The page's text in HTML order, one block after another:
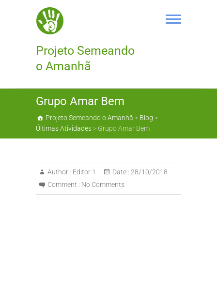
Projeto Semeando
o Amanhã
Grupo Amar Bem
Projeto Semeando o Amanhã > Blog >
Últimas Atividades > Grupo Amar Bem
Author : Editor 1 Date : 28/10/2018
Comment : No Comments